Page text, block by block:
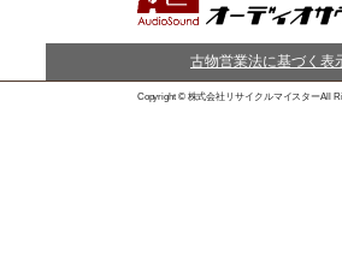
古物営業法に基づく表
Copyright © 株式会社リサイクルマイスターAll